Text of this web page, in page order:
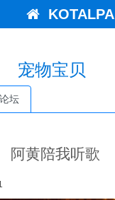
KOTALPA
宠物宝贝
坛
阿黄陪我听歌